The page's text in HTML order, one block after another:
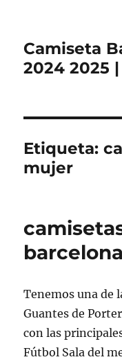
Camiseta
2024 2025
Etiqueta:
mujer
Tenemos una de
Guantes de
con las
Fútbol Sala del